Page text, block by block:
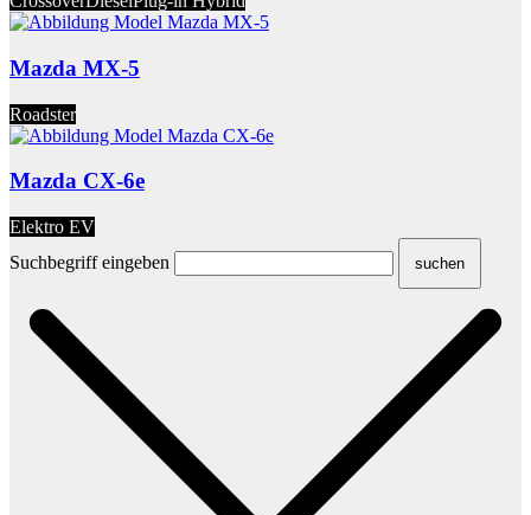
Mazda MX-5
Roadster
Mazda CX-6e
Elektro EV
Suchbegriff eingeben